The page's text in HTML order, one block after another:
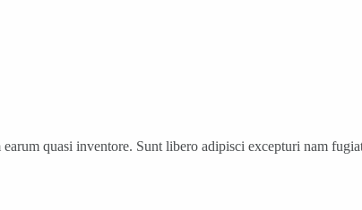
quasi inventore. Sunt libero adipisci excepturi nam